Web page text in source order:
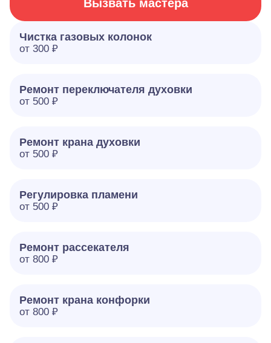
Вызвать мастера
Чистка газовых колонок
от 300 ₽
Ремонт переключателя духовки
от 500 ₽
Ремонт крана духовки
от 500 ₽
Регулировка пламени
от 500 ₽
Ремонт рассекателя
от 800 ₽
Ремонт крана конфорки
от 800 ₽